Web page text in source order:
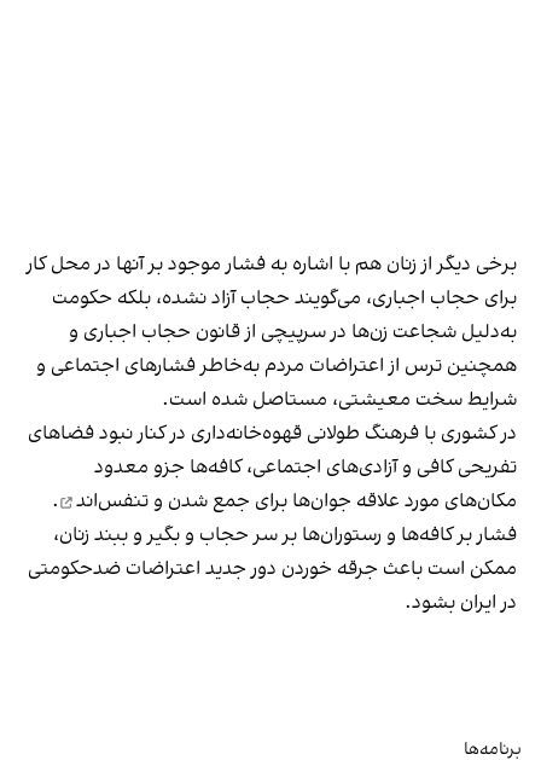
برخی دیگر از زنان هم با اشاره به فشار موجود بر آنها در محل کار
برای حجاب اجباری، می‌گویند حجاب آزاد نشده، بلکه حکومت
به‌دلیل شجاعت زن‌ها در سرپیچی از قانون حجاب اجباری و
همچنین ترس از اعتراضات مردم به‌خاطر فشارهای اجتماعی و
شرایط سخت معیشتی، مستاصل شده است.
در کشوری با فرهنگ طولانی قهوه‌‌خانه‌داری در کنار نبود فضاهای
تفریحی کافی و آزادی‌های اجتماعی، کافه‌ها جزو معدود
مکان‌های مورد علاقه جوان‌ها برای جمع شدن و تنفس‌اند
.
فشار بر کافه‌ها و رستوران‌ها بر سر حجاب و بگیر و ببند زنان،
ممکن است باعث جرقه خوردن دور جدید اعتراضات ضدحکومتی
در ایران بشود.
برنامه‌ها